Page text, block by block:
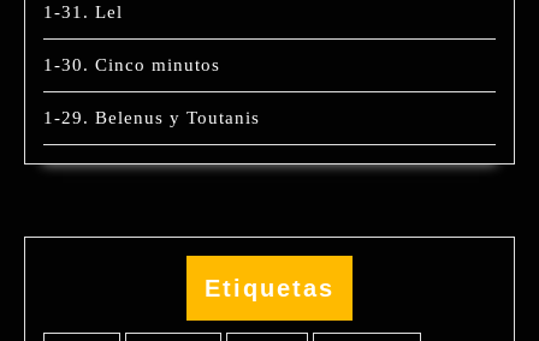
1-31. Lel
1-30. Cinco minutos
1-29. Belenus y Toutanis
Etiquetas